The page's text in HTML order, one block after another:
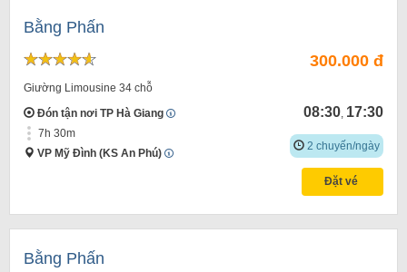
Bằng Phấn
Giường Limousine 34 chỗ
Đón tận nơi TP Hà Giang
7h 30m
VP Mỹ Đình (KS An Phú)
300.000 đ
08:30 17:30
2 chuyến/ngày
Đặt vé
Bằng Phấn